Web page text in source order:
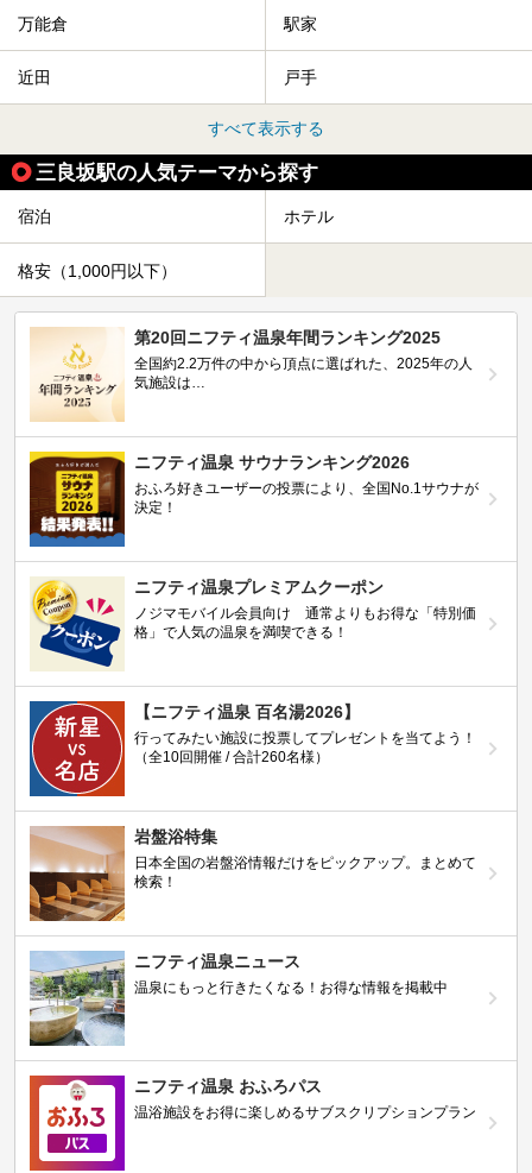
万能倉 駅家
近田 戸手
すべて表示する
三良坂駅の人気テーマから探す
宿泊 ホテル
格安（1,000円以下）
第20回ニフティ温泉年間ランキング2025
全国約2.2万件の中から頂点に選ばれた、2025年の人
気施設は…
ニフティ温泉 サウナランキング2026
おふろ好きユーザーの投票により、全国No.1サウナが
決定！
ニフティ温泉プレミアムクーポン
ノジマモバイル会員向け 通常よりもお得な「特別価
格」で人気の温泉を満喫できる！
【ニフティ温泉 百名湯2026】
行ってみたい施設に投票してプレゼントを当てよう！
（全10回開催 / 合計260名様）
岩盤浴特集
日本全国の岩盤浴情報だけをピックアップ。まとめて
検索！
ニフティ温泉ニュース
温泉にもっと行きたくなる！お得な情報を掲載中
ニフティ温泉 おふろパス
温浴施設をお得に楽しめるサブスクリプションプラン